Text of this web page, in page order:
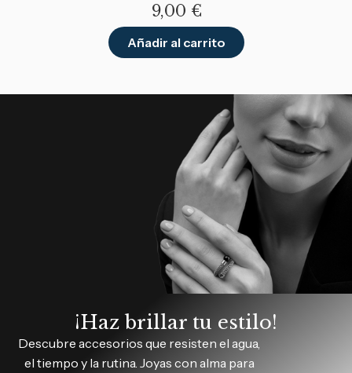
9,00 €
Añadir al carrito
¡Haz brillar tu estilo!
Descubre accesorios que resisten el agua,
el tiempo y la rutina. Joyas con alma para